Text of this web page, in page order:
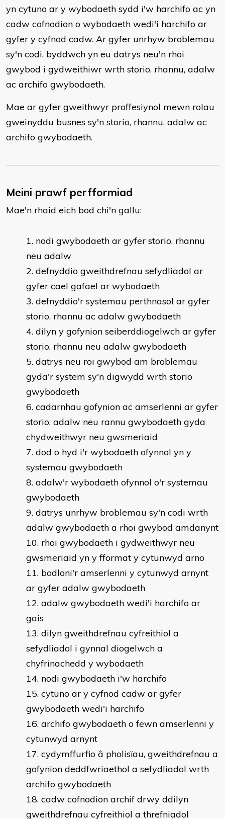
yn cytuno ar y wybodaeth sydd i'w harchifo ac yn
cadw cofnodion o wybodaeth wedi'i harchifo ar
gyfer y cyfnod cadw. Ar gyfer unrhyw broblemau
sy'n codi, byddwch yn eu datrys neu'n rhoi
gwybod i gydweithiwr wrth storio, rhannu, adalw
ac archifo gwybodaeth.
Mae ar gyfer gweithwyr proffesiynol mewn rolau
gweinyddu busnes sy'n storio, rhannu, adalw ac
archifo gwybodaeth.
Meini prawf perfformiad
Mae'n rhaid eich bod chi'n gallu:
nodi gwybodaeth ar gyfer storio, rhannu
neu adalw
defnyddio gweithdrefnau sefydliadol ar
gyfer cael gafael ar wybodaeth
defnyddio'r systemau perthnasol ar gyfer
storio, rhannu ac adalw gwybodaeth
dilyn y gofynion seiberddiogelwch ar gyfer
storio, rhannu neu adalw gwybodaeth
datrys neu roi gwybod am broblemau
gyda'r system sy'n digwydd wrth storio
gwybodaeth
cadarnhau gofynion ac amserlenni ar gyfer
storio, adalw neu rannu gwybodaeth gyda
chydweithwyr neu gwsmeriaid
dod o hyd i'r wybodaeth ofynnol yn y
systemau gwybodaeth
adalw'r wybodaeth ofynnol o'r systemau
gwybodaeth
datrys unrhyw broblemau sy'n codi wrth
adalw gwybodaeth a rhoi gwybod amdanynt
rhoi gwybodaeth i gydweithwyr neu
gwsmeriaid yn y fformat y cytunwyd arno
bodloni'r amserlenni y cytunwyd arnynt
ar gyfer adalw gwybodaeth
adalw gwybodaeth wedi'i harchifo ar
gais
dilyn gweithdrefnau cyfreithiol a
sefydliadol i gynnal diogelwch a
chyfrinachedd y wybodaeth
nodi gwybodaeth i'w harchifo
cytuno ar y cyfnod cadw ar gyfer
gwybodaeth wedi'i harchifo
archifo gwybodaeth o fewn amserlenni y
cytunwyd arnynt
cydymffurfio â pholisïau, gweithdrefnau a
gofynion deddfwriaethol a sefydliadol wrth
archifo gwybodaeth
cadw cofnodion archif drwy ddilyn
gweithdrefnau cyfreithiol a threfniadol